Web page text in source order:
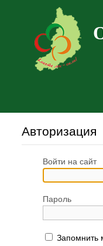
Авторизация
Войти на сайт
Пароль
Запомнить